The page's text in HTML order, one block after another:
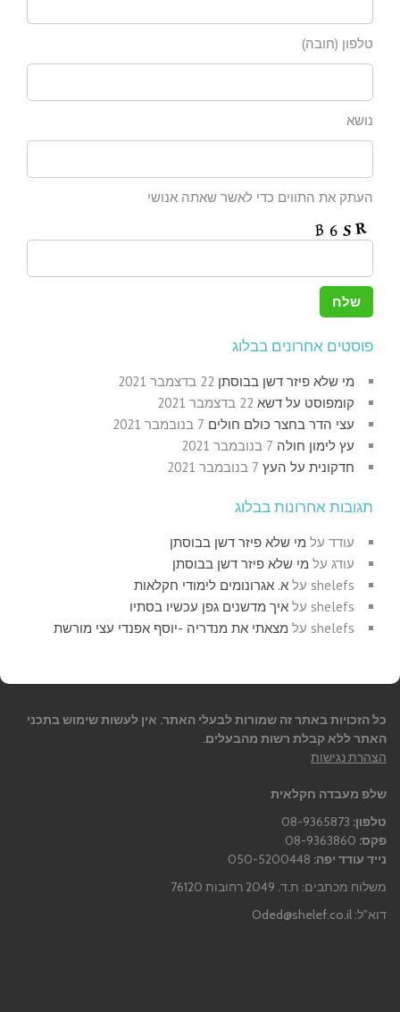
טלפון (חובה)
נושא
העתק את התווים כדי לאשר שאתה אנושי
פוסטים אחרונים בבלוג
מי שלא פיזר דשן בבוסתן 22 בדצמבר 2021
קומפוסט על דשא 22 בדצמבר 2021
עצי הדר בחצר כולם חולים 7 בנובמבר 2021
עץ לימון חולה 7 בנובמבר 2021
חדקונית על העץ 7 בנובמבר 2021
תגובות אחרונות בבלוג
עודד על מי שלא פיזר דשן בבוסתן
עודג על מי שלא פיזר דשן בבוסתן
shelefs על א. אגרונומים לימודי חקלאות
shelefs על איך מדשנים גפן עכשיו בסתיו
shelefs על מצאתי את מנדריה -יוסף אפנדי עצי מורשת
כל הזכויות באתר זה שמורות לבעלי האתר. אין לעשות שימוש בתכני
האתר ללא קבלת רשות מהבעלים.
הצהרת נגישות
שלפ מעבדה חקלאית
טלפון:
פקס:
נייד עודד יפה:
משלוח מכתבים: ת.ד. 2049 רחובות 76120
דוא"ל: Oded@shelef.co.il